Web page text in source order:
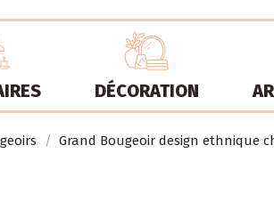
DÉCORATION
Grand Bougeoir design ethnique